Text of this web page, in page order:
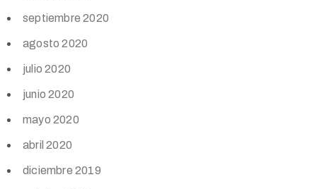
septiembre 2020
agosto 2020
julio 2020
junio 2020
mayo 2020
abril 2020
diciembre 2019